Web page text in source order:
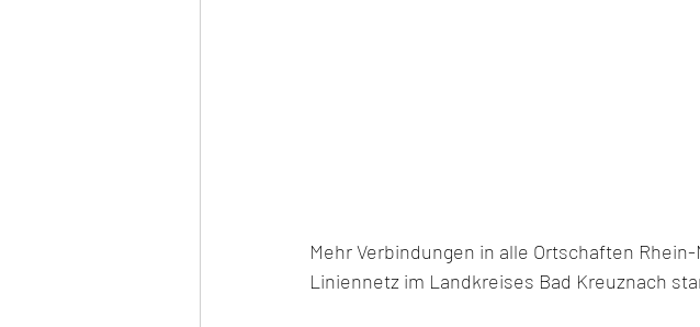
Mehr Verbindungen in alle Ortschaften
Liniennetz im Landkreises Bad Kreuznach